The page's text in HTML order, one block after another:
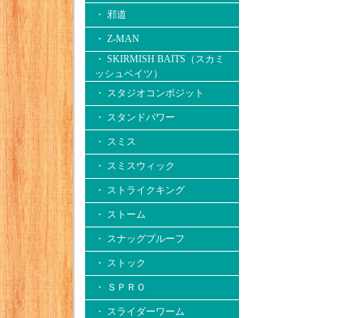
・ 邪道
・ Z-MAN
・ SKIRMISH BAITS（スカミ
ッシュベイツ）
・ スタジオコンポジット
・ スタンドパワー
・ スミス
・ スミスウィック
・ ストライクキング
・ ストーム
・ スナッグプルーフ
・ ストック
・ ＳＰＲＯ
・ スライダーワーム